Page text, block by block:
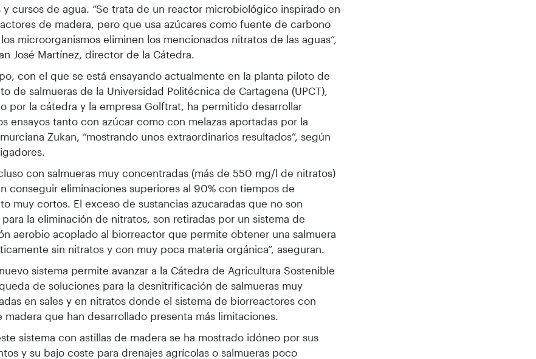
y cursos de agua. “Se trata de un reactor microbiológico inspirado en
de madera, pero que usa azúcares como fuente de carbono
microorganismos eliminen los mencionados nitratos de las aguas”,
José Martínez, director de la Cátedra.
con el que se está ensayando actualmente en la planta piloto de
de salmueras de la Universidad Politécnica de Cartagena (UPCT),
por la cátedra y la empresa Golftrat, ha permitido desarrollar
ensayos tanto con azúcar como con melazas aportadas por la
Zukan, “mostrando unos extraordinarios resultados”, según
con salmueras muy concentradas (más de 550 mg/l de nitratos)
conseguir eliminaciones superiores al 90% con tiempos de
muy cortos. El exceso de sustancias azucaradas que no son
para la eliminación de nitratos, son retiradas por un sistema de
aerobio acoplado al biorreactor que permite obtener una salmuera
sin nitratos y con muy poca materia orgánica”, aseguran.
sistema permite avanzar a la Cátedra de Agricultura Sostenible
de soluciones para la desnitrificación de salmueras muy
en sales y en nitratos donde el sistema de biorreactores con
madera que han desarrollado presenta más limitaciones.
sistema con astillas de madera se ha mostrado idóneo por sus
y su bajo coste para drenajes agrícolas o salmueras poco